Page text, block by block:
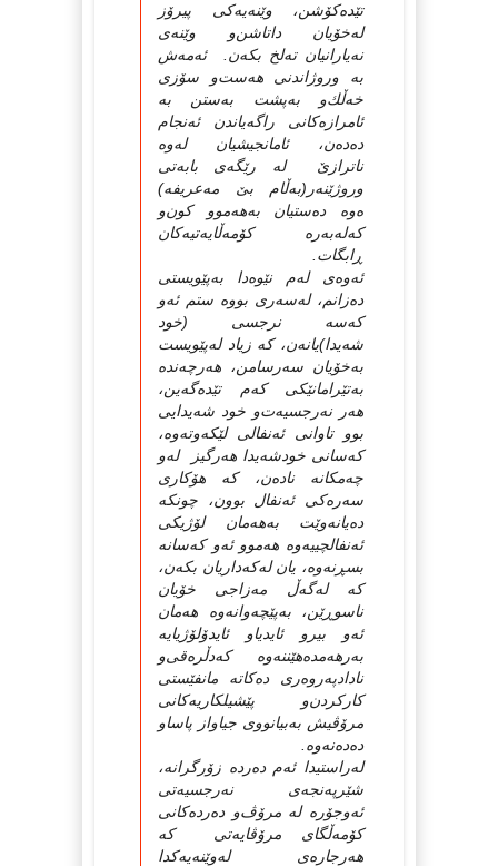
تێده‌كۆشن، وێنه‌یه‌كی‌ پیرۆز
له‌خۆیان داتاشن‌و وێنه‌ی‌
نه‌یارانیان ته‌لخ بكه‌ن. ئه‌مه‌ش
به‌ وروژاندنی‌ هه‌ست‌و سۆزی‌
خه‌ڵك‌و به‌پشت به‌ستن به‌
ئامرازه‌كانی‌ راگه‌یاندن ئه‌نجام
ده‌ده‌ن، ئامانجیشیان له‌وه‌
ناترازێ‌ له‌ رێگه‌ی‌ بابه‌تی‌
وروژێنه‌ر(به‌ڵام بێ مه‌عریفه‌)
ه‌وه‌ ده‌ستیان به‌هه‌موو كون‌و
كه‌له‌به‌ره‌ كۆمه‌ڵایه‌تیه‌كان
ڕابگات.
ئه‌وه‌ی‌ له‌م نێوه‌دا به‌پێویستی‌
ده‌زانم، له‌سه‌ری‌ بووه‌ ستم ئه‌و
كه‌سه‌ نرجسی‌ (خود
شه‌یدا)یانه‌ن، كه‌ زیاد له‌پێویست
به‌خۆیان سه‌رسامن، هه‌رچه‌نده‌
به‌تێرامانێكی‌ كه‌م تێده‌گه‌ین،
هه‌ر نه‌رجسیه‌ت‌و خود شه‌یدایی
بوو تاوانی‌ ئه‌نفالی‌ لێكه‌وته‌وه‌،
كه‌سانی‌ خودشه‌یدا هه‌رگیز له‌و
چه‌مكانه‌ ناده‌ن، كه‌ هۆكاری‌
سه‌ره‌كی‌ ئه‌نفال بوون، چونكه‌
ده‌یانه‌وێت به‌هه‌مان لۆژیكی‌
ئه‌نفالچییه‌وه‌ هه‌موو ئه‌و كه‌سانه‌
بسڕنه‌وه‌، یان له‌كه‌داریان بكه‌ن،
كه‌ له‌گه‌ڵ مه‌زاجی‌ خۆیان
ناسوڕێن، به‌پێچه‌وانه‌وه‌ هه‌مان
ئه‌و بیرو ئایدیا‌و ئایدۆلۆژیایه‌
به‌رهه‌مده‌هێننه‌وه‌ كه‌دڵره‌قی‌‌و
نادادپه‌روه‌ری‌ ده‌كاته‌ مانفێستی‌
كاركردن‌و پێشیلكاریه‌كانی‌
مرۆڤیش به‌بیانووی‌ جیاواز پاساو
ده‌ده‌نه‌وه‌.
له‌راستیدا ئه‌م ده‌رده‌ زۆرگرانه‌،
شێرپه‌نجه‌ی‌ نه‌رجسیه‌تی‌
ئه‌وجۆره‌ له‌ مرۆڤ‌و ده‌رده‌كانی‌
كۆمه‌ڵگای‌ مرۆڤایه‌تی‌ كه‌
هه‌رجاره‌ی‌ له‌وێنه‌یه‌كدا